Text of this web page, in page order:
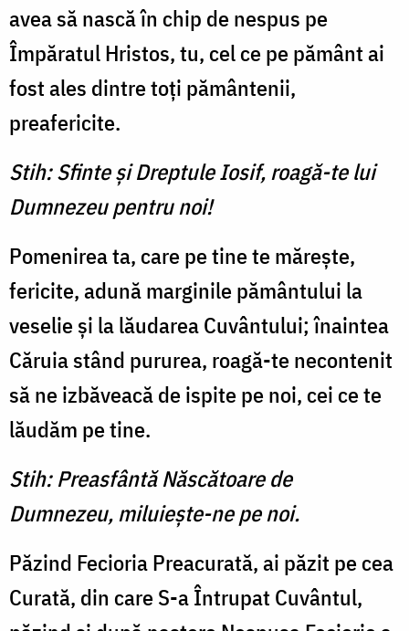
avea să nască în chip de nespus pe
Împăratul Hristos, tu, cel ce pe pământ ai
fost ales dintre toţi pământenii,
preafericite.
Stih: Sfinte şi Dreptule Iosif, roagă-te lui
Dumnezeu pentru noi!
Pomenirea ta, care pe tine te măreşte,
fericite, adună mar­ginile pământului la
veselie şi la lăudarea Cuvântului; înaintea
Căruia stând pururea, roagă-te necontenit
să ne izbăveacă de ispite pe noi, cei ce te
lăudăm pe tine.
Stih: Preasfântă Născătoare de
Dumnezeu, miluieşte-ne pe noi.
Păzind Fecioria Preacurată, ai pă­zit pe cea
Curată, din care S-a Întrupat Cuvântul,